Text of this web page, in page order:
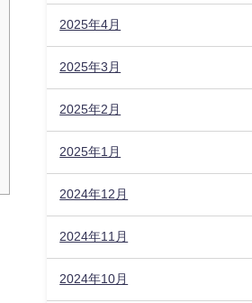
2025年4月
2025年3月
2025年2月
2025年1月
2024年12月
2024年11月
2024年10月